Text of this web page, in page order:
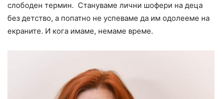
слободен термин. Стануваме лични шофери на деца
без детство, а попатно не успеваме да им одолееме на
екраните. И кога имаме, немаме време.